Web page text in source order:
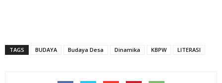
TAGS BUDAYA Budaya Desa Dinamika KBPW LITERASI